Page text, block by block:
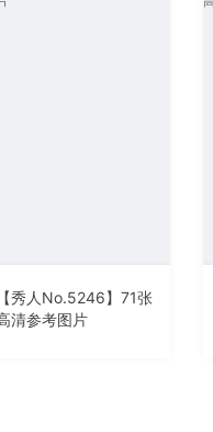
秀人No.5246】71张
清参考图片